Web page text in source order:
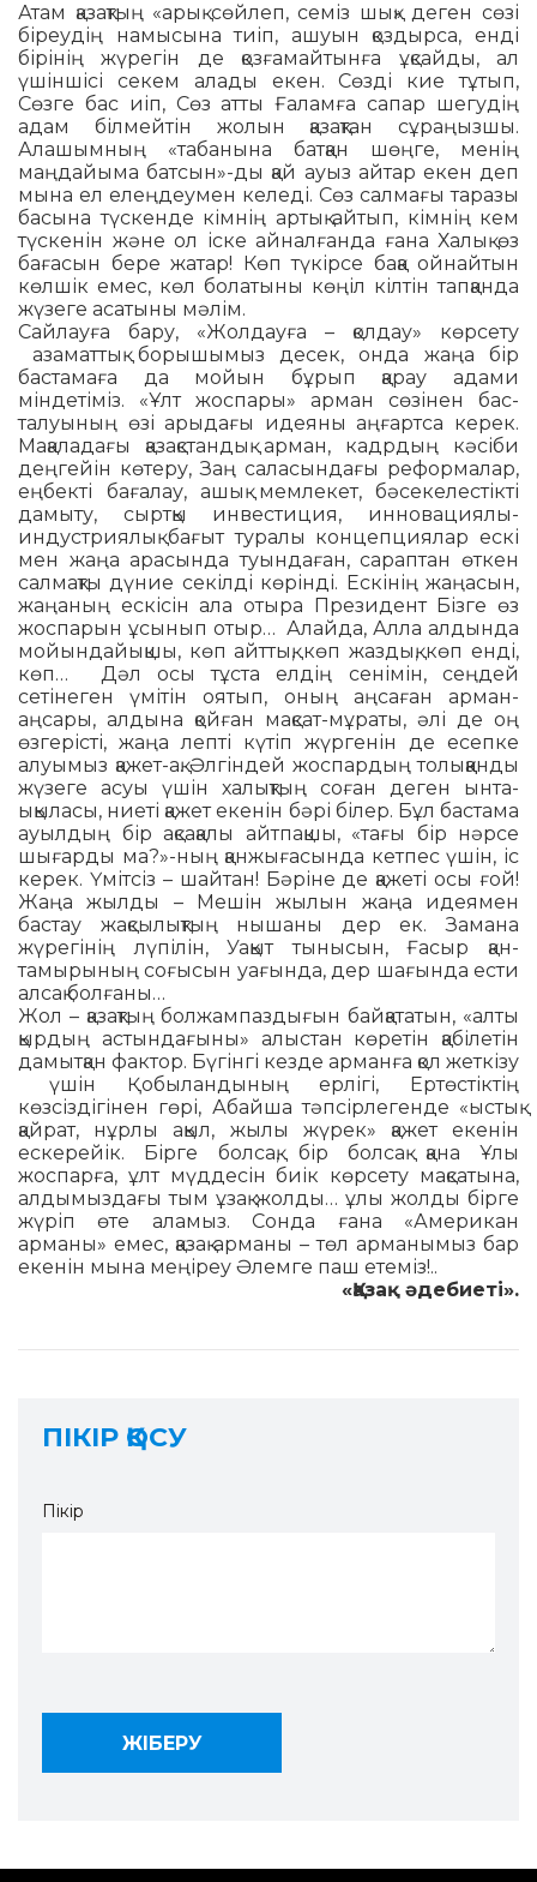
Атам қазақтың «арық сөйлеп, семіз шық» деген сөзі
біреудің намысына тиіп, ашуын қоз­дырса, енді
бірінің жүрегін де қозғамайтынға ұқсайды, ал
үшіншісі секем алады екен. Сөз­ді кие тұтып,
Сөзге бас иіп, Сөз атты Ғаламға сапар шегудің
адам білмейтін жолын қа­зақтан сұраңызшы.
Алашымның «табанына батқан шөңге, менің
маңдайыма батсын»-ды қай ауыз айтар екен деп
мына ел елеңдеумен келеді. Сөз салмағы таразы
басына түс­кенде кімнің артық айтып, кімнің кем
түскенін және ол іске айналғанда ғана Халық өз
ба­ғасын бере жатар! Көп түкірсе бақа ойнайтын
көлшік емес, көл болатыны көңіл кілтін тап­қанда
жүзеге асатыны мәлім.
Сайлауға бару, «Жолдауға – қолдау» көрсету
азаматтық борышымыз десек, онда жаңа бір
бастамаға да мойын бұрып қарау адами
міндетіміз. «Ұлт жоспары» арман сөзінен бас­
талуының өзі арыдағы идеяны аңғартса керек.
Мақаладағы қазақстандық арман, кадрдың кәсіби
деңгейін көтеру, Заң саласындағы реформалар,
еңбекті бағалау, ашық мемлекет, бәсекелестікті
дамыту, сыртқы инвестиция, инновациялы-
индустриялық бағыт туралы концепциялар ескі
мен жаңа арасында туындаған, сараптан өткен
салмақты дүние секілді көрінді. Ескінің жаңасын,
жаңаның ескісін ала отыра Президент Бізге өз
жоспарын ұсынып отыр… Алайда, Алла алдында
мойындайықшы, көп айттық, көп жаздық, көп енді,
көп… Дәл осы тұста елдің сенімін, сеңдей
сетінеген үмітін оятып, оның аңсаған арман-
аңсары, алдына қойған мақсат-мұраты, әлі де оң
өзгерісті, жаңа лепті күтіп жүр­генін де есепке
алуымыз қажет-ақ. Әлгіндей жоспардың толыққанды
жүзеге асуы үшін халықтың соған деген ынта-
ықыласы, ниеті қажет екенін бәрі білер. Бұл бастама
ауылдың бір ақсақалы айтпақшы, «тағы бір нәрсе
шығарды ма?»-ның қанжығасында кетпес үшін, іс
керек. Үмітсіз – шайтан! Бәріне де қажеті осы ғой!
Жаңа жылды – Мешін жылын жаңа идея­мен
бастау жақсылықтың нышаны дер ек. Замана
жүрегінің лүпілін, Уақыт тынысын, Ға­сыр қан-
тамырының соғысын уағында, дер шағында ести
алсақ болғаны…
Жол – қазақтың болжампаздығын байқататын, «алты
қырдың астындағыны» алыстан кө­ре­тін қабілетін
дамытқан фактор. Бүгінгі кезде арманға қол жеткізу
үшін Қобыландының ер­лігі, Ертөстіктің
көзсіздігінен гөрі, Абайша тәпсірлегенде «ыстық
қайрат, нұрлы ақыл, жы­лы жүрек» қажет екенін
ескерейік. Бірге болсақ, бір болсақ қана Ұлы
жоспарға, ұлт мүд­десін биік көрсету мақсатына,
алдымыздағы тым ұзақ жолды… ұлы жолды бірге
жүріп өте аламыз. Сонда ғана «Американ
арманы» емес, қазақ арманы – төл арманымыз бар
еке­нін мына меңіреу Әлемге паш етеміз!..
«Қазақ әдебиеті».
ПІКІР ҚОСУ
Пікір